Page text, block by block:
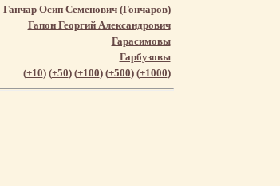
Ганчар Осип Семенович (Гончаров)
Гапон Георгий Александрович
Гарасимовы
Гарбузовы
(+10) (+50) (+100) (+500) (+1000)